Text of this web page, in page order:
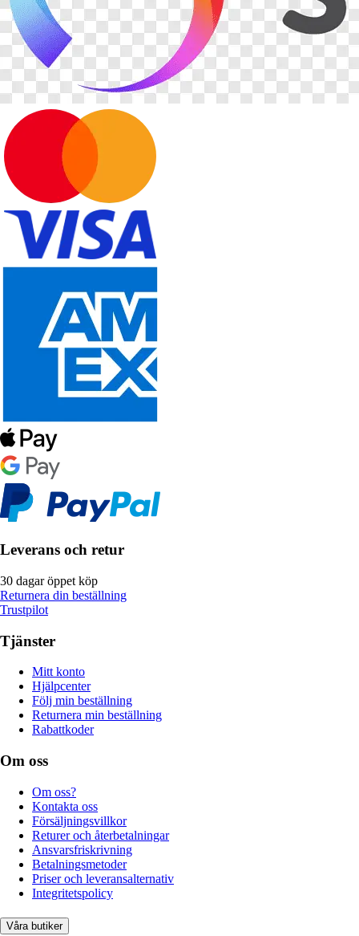
Leverans och retur
30 dagar öppet köp
Returnera din beställning
Trustpilot
Tjänster
Mitt konto
Hjälpcenter
Följ min beställning
Returnera min beställning
Rabattkoder
Om oss
Om oss?
Kontakta oss
Försäljningsvillkor
Returer och återbetalningar
Ansvarsfriskrivning
Betalningsmetoder
Priser och leveransalternativ
Integritetspolicy
Våra butiker